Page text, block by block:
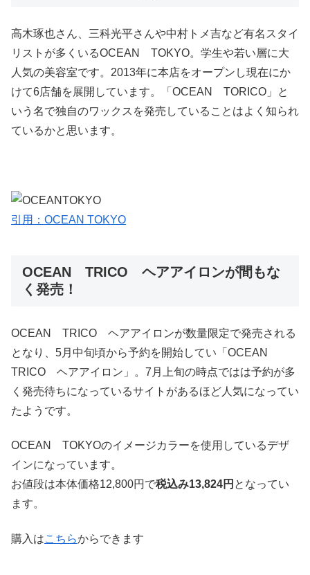
高木琢也さん、三科光平さんや中村トメ吉など有名スタイ
リストが多くいるOCEAN TOKYO。学生や若い層に大
人気の美容室です。2013年に本店をオープンし現在にか
けて6店舗を展開しています。「OCEAN TORICO」と
いう名で独自のワックスを発売していることはよく知られ
ているかと思います。
引用：OCEAN TOKYO
OCEAN TRICO ヘアアイロンが間もな
く発売！
OCEAN TRICO ヘアアイロンが数量限定で発売される
となり、5月中旬頃から予約を開始してい「OCEAN
TRICO ヘアアイロン」。7月上旬の時点ではは予約が多
く発売待ちになっているサイトがあるほど人気になってい
たようです。
OCEAN TOKYOのイメージカラーを使用しているデザ
インになっています。
お値段は本体価格12,800円で税込み13,824円 となってい
ます。
購入はこちらからできます